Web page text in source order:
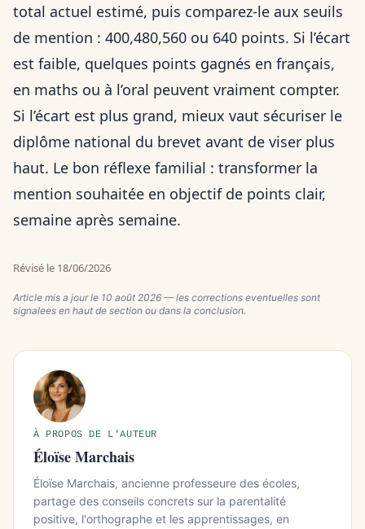
total actuel estimé, puis comparez-le aux seuils
de mention : 400,480,560 ou 640 points. Si l’écart
est faible, quelques points gagnés en français,
en maths ou à l’oral peuvent vraiment compter.
Si l’écart est plus grand, mieux vaut sécuriser le
diplôme national du brevet avant de viser plus
haut. Le bon réflexe familial : transformer la
mention souhaitée en objectif de points clair,
semaine après semaine.
Révisé le 18/06/2026
Article mis a jour le 10 août 2026 — les corrections eventuelles sont
signalees en haut de section ou dans la conclusion.
À PROPOS DE L'AUTEUR
Éloïse Marchais
Éloïse Marchais, ancienne professeure des écoles,
partage des conseils concrets sur la parentalité
positive, l'orthographe et les apprentissages, en